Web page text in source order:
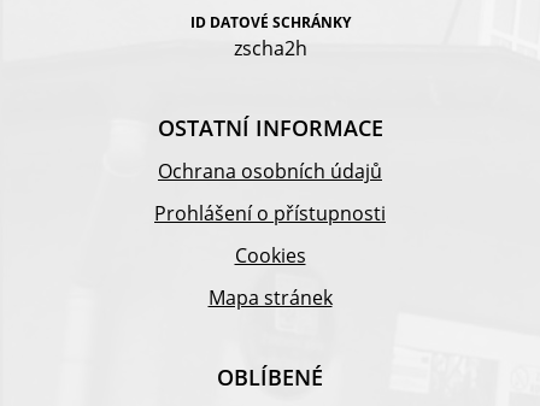
ID DATOVÉ SCHRÁNKY
zscha2h
OSTATNÍ INFORMACE
Ochrana osobních údajů
Prohlášení o přístupnosti
Cookies
Mapa stránek
OBLÍBENÉ